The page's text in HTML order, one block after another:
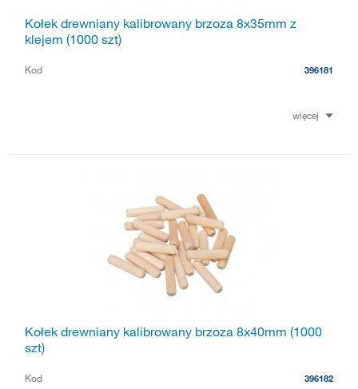
Kołek drewniany kalibrowany brzoza 8x35mm z
klejem (1000 szt)
Kod 396181
więcej
Kołek drewniany kalibrowany brzoza 8x40mm (1000
szt)
Kod 396182